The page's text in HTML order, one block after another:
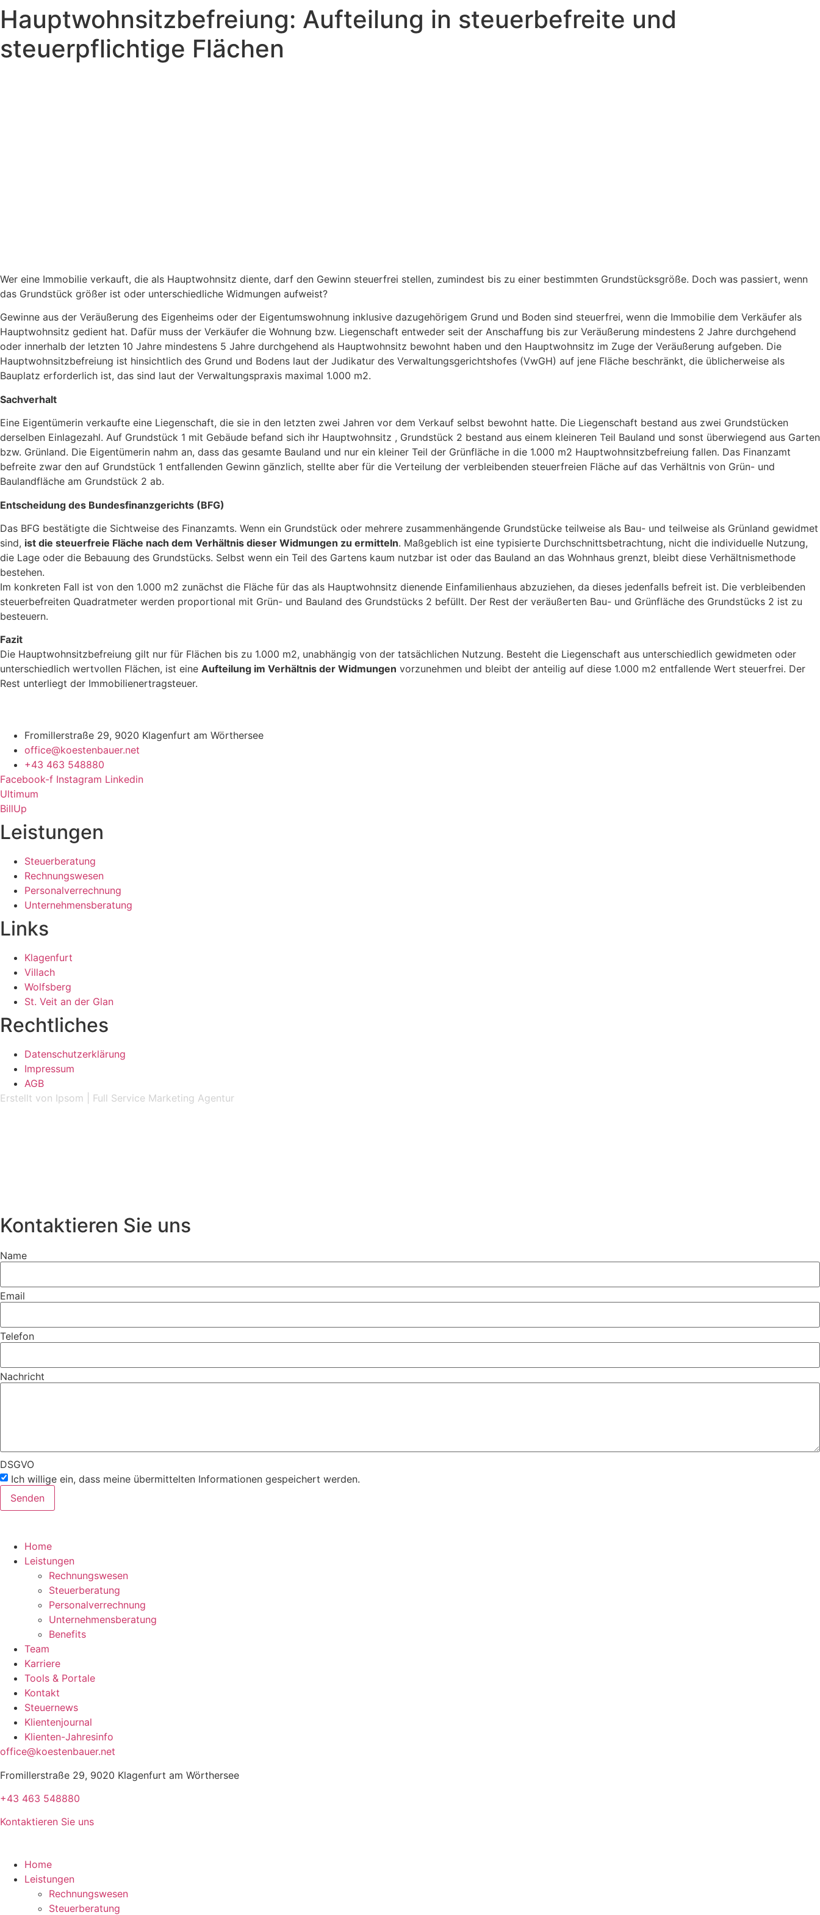
Zum
Inhalt
springen
Hauptwohnsitzbefreiung: Aufteilung in steuerbefreite und
steuerpflichtige Flächen
Wer eine Immobilie verkauft, die als Hauptwohnsitz diente, darf den Gewinn steuerfrei stellen, zumindest bis zu einer bestimmten Grundstücksgröße. Doch was passiert, wenn
das Grundstück größer ist oder unterschiedliche Widmungen aufweist?
Gewinne aus der Veräußerung des Eigenheims oder der Eigentumswohnung inklusive dazugehörigem Grund und Boden sind steuerfrei, wenn die Immobilie dem Verkäufer als
Hauptwohnsitz gedient hat. Dafür muss der Verkäufer die Wohnung bzw. Liegenschaft entweder seit der Anschaffung bis zur Veräußerung mindestens 2 Jahre durchgehend
oder innerhalb der letzten 10 Jahre mindestens 5 Jahre durchgehend als Hauptwohnsitz bewohnt haben und den Hauptwohnsitz im Zuge der Veräußerung aufgeben. Die
Hauptwohnsitzbefreiung ist hinsichtlich des Grund und Bodens laut der Judikatur des Verwaltungsgerichtshofes (VwGH) auf jene Fläche beschränkt, die üblicherweise als
Bauplatz erforderlich ist, das sind laut der Verwaltungspraxis maximal 1.000 m2.
Sachverhalt
Eine Eigentümerin verkaufte eine Liegenschaft, die sie in den letzten zwei Jahren vor dem Verkauf selbst bewohnt hatte. Die Liegenschaft bestand aus zwei Grundstücken
derselben Einlagezahl. Auf Grundstück 1 mit Gebäude befand sich ihr Hauptwohnsitz , Grundstück 2 bestand aus einem kleineren Teil Bauland und sonst überwiegend aus Garten
bzw. Grünland. Die Eigentümerin nahm an, dass das gesamte Bauland und nur ein kleiner Teil der Grünfläche in die 1.000 m2 Hauptwohnsitzbefreiung fallen. Das Finanzamt
befreite zwar den auf Grundstück 1 entfallenden Gewinn gänzlich, stellte aber für die Verteilung der verbleibenden steuerfreien Fläche auf das Verhältnis von Grün- und
Baulandfläche am Grundstück 2 ab.
Entscheidung des Bundesfinanzgerichts (BFG)
Das BFG bestätigte die Sichtweise des Finanzamts. Wenn ein Grundstück oder mehrere zusammenhängende Grundstücke teilweise als Bau- und teilweise als Grünland gewidmet
sind, ist die steuerfreie Fläche nach dem Verhältnis dieser Widmungen zu ermitteln. Maßgeblich ist eine typisierte Durchschnittsbetrachtung, nicht die individuelle Nutzung,
die Lage oder die Bebauung des Grundstücks. Selbst wenn ein Teil des Gartens kaum nutzbar ist oder das Bauland an das Wohnhaus grenzt, bleibt diese Verhältnismethode
bestehen.
Im konkreten Fall ist von den 1.000 m2 zunächst die Fläche für das als Hauptwohnsitz dienende Einfamilienhaus abzuziehen, da dieses jedenfalls befreit ist. Die verbleibenden
steuerbefreiten Quadratmeter werden proportional mit Grün- und Bauland des Grundstücks 2 befüllt. Der Rest der veräußerten Bau- und Grünfläche des Grundstücks 2 ist zu
besteuern.
Fazit
Die Hauptwohnsitzbefreiung gilt nur für Flächen bis zu 1.000 m2, unabhängig von der tatsächlichen Nutzung. Besteht die Liegenschaft aus unterschiedlich gewidmeten oder
unterschiedlich wertvollen Flächen, ist eine Aufteilung im Verhältnis der Widmungen vorzunehmen und bleibt der anteilig auf diese 1.000 m2 entfallende Wert steuerfrei. Der
Rest unterliegt der Immobilienertragsteuer.
Fromillerstraße 29, 9020 Klagenfurt am Wörthersee
office@koestenbauer.net
+43 463 548880
Facebook-f Instagram Linkedin
Ultimum
BillUp
Leistungen
Steuerberatung
Rechnungswesen
Personalverrechnung
Unternehmensberatung
Links
Klagenfurt
Villach
Wolfsberg
St. Veit an der Glan
Rechtliches
Datenschutzerklärung
Impressum
AGB
Erstellt von Ipsom Full Service Marketing Agentur
Kontaktieren Sie uns
Name
Email
Telefon
Nachricht
DSGVO
Ich willige ein, dass meine übermittelten Informationen gespeichert werden.
Senden
Home
Leistungen
Rechnungswesen
Steuerberatung
Personalverrechnung
Unternehmensberatung
Benefits
Team
Karriere
Tools & Portale
Kontakt
Steuernews
Klientenjournal
Klienten-Jahresinfo
office@koestenbauer.net
Fromillerstraße 29, 9020 Klagenfurt am Wörthersee
+43 463 548880
Kontaktieren Sie uns
Home
Leistungen
Rechnungswesen
Steuerberatung